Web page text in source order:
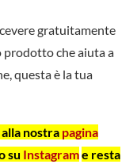
gratuitamente
prodotto che aiuta a
questa è la tua
nostra pagina
su Instagrame resta